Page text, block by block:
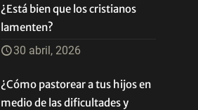
¿Está bien que los cristianos
lamenten?
30 abril, 2026
¿Cómo pastorear a tus hijos en
medio de las dificultades y